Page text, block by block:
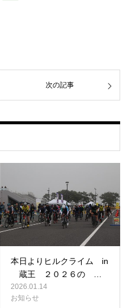
次の記事
本日よりヒルクライム in
蔵王 ２０２６の …
2026.01.14
お知らせ